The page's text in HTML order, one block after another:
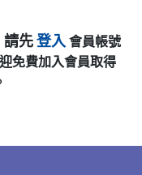
請先登入 會員帳號
免費加入會員取得